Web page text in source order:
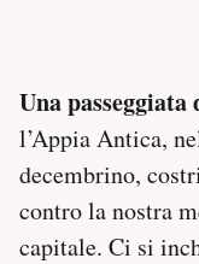
Una
l’Appia Antica,
decembrino,
contro la nostra
capitale. Ci si